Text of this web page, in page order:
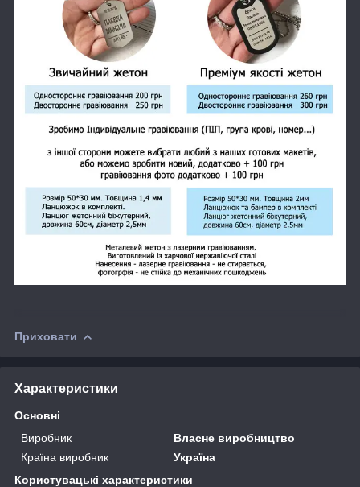
Приховати
Характеристики
Основні
Виробник
Власне виробництво
Країна виробник
Україна
Користувацькi характеристики